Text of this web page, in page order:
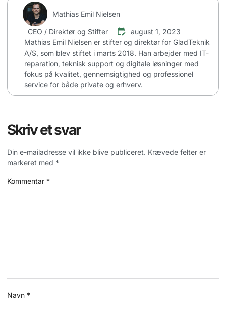
Mathias Emil Nielsen
CEO / Direktør og Stifter
august 1, 2023
Mathias Emil Nielsen er stifter og direktør for GladTeknik
A/S, som blev stiftet i marts 2018. Han arbejder med IT-
reparation, teknisk support og digitale løsninger med
fokus på kvalitet, gennemsigtighed og professionel
service for både private og erhverv.
Skriv et svar
Din e-mailadresse vil ikke blive publiceret. Krævede felter er
markeret med *
Kommentar *
Navn *